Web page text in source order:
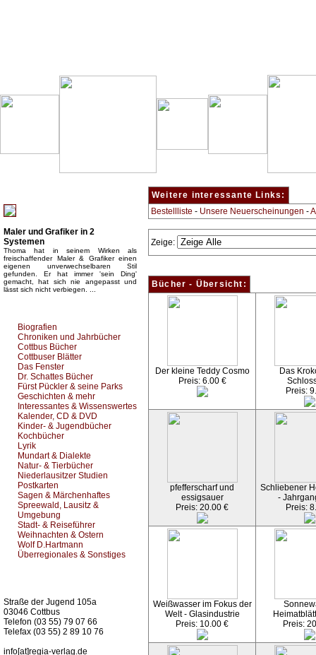
Maler und Grafiker in 2
Systemen
Thoma hat in seinem Wirken als
freischaffender Maler & Grafiker einen
eigenen unverwechselbaren Stil
gefunden. Er hat immer 'sein Ding'
gemacht, hat sich nie angepasst und
lässt sich nicht verbiegen. ...
Biografien
Chroniken und Jahrbücher
Cottbus Bücher
Cottbuser Blätter
Das Fenster
Dr. Schattes Bücher
Fürst Pückler & seine Parks
Geschichten & mehr
Interessantes & Wissenswertes
Kalender, CD & DVD
Kinder- & Jugendbücher
Kochbücher
Lyrik
Mundart & Dialekte
Natur- & Tierbücher
Niederlausitzer Studien
Postkarten
Sagen & Märchenhaftes
Spreewald, Lausitz &
Umgebung
Stadt- & Reiseführer
Weihnachten & Ostern
Wolf D.Hartmann
Überregionales & Sonstiges
Straße der Jugend 105a
03046 Cottbus
Telefon (03 55) 79 07 66
Telefax (03 55) 2 89 10 76
info[at]regia-verlag.de
Weitere interessante Links:
Bestellliste - Unsere Neuerscheinungen -
Zeige:
Bücher - Übersicht:
Der kleine Teddy Cosmo
Preis: 6.00 €
Das
Preis:
pfefferscharf und
essigsauer
Preis: 20.00 €
Schliebener
-
Preis:
Weißwasser im Fokus der
Welt - Glasindustrie
Preis: 10.00 €
Preis: